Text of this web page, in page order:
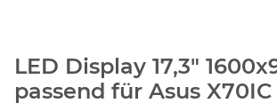
LED Display 17,3"
passend für Asus X70IC